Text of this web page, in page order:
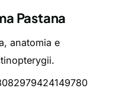
Pastana
anatomia e